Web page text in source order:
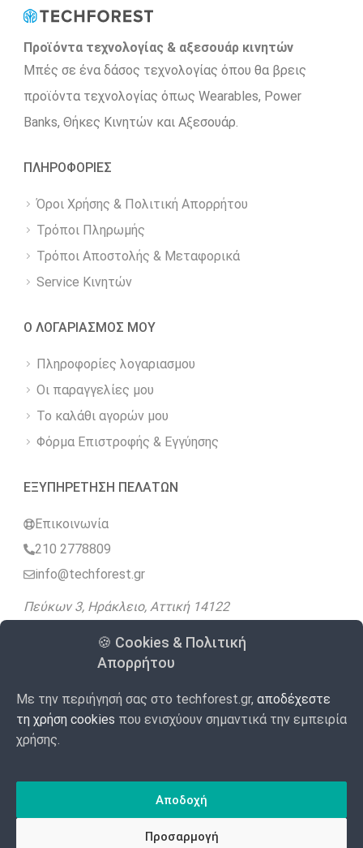
🍪 Cookies & Πολιτική
Απορρήτου
Με την περιήγησή σας στο techforest.gr, αποδέχεστε
τη χρήση cookies που ενισχύουν σημαντικά την εμπειρία
χρήσης.
Αποδοχή
Προσαρμογή
Προϊόντα τεχνολογίας & αξεσουάρ κινητών
Μπές σε ένα δάσος τεχνολογίας όπου θα βρεις
προϊόντα τεχνολογίας όπως Wearables, Power
Βanks, Θήκες Κινητών και Αξεσουάρ.
ΠΛΗΡΟΦΟΡΙΕΣ
Όροι Χρήσης & Πολιτική Απορρήτου
Τρόποι Πληρωμής
Τρόποι Αποστολής & Μεταφορικά
Service Κινητών
Ο ΛΟΓΑΡΙΑΣΜΟΣ ΜΟΥ
Πληροφορίες λογαριασμου
Οι παραγγελίες μου
Το καλάθι αγορών μου
Φόρμα Επιστροφής & Εγγύησης
ΕΞΥΠΗΡΕΤΗΣΗ ΠΕΛΑΤΩΝ
Επικοινωνία
210 2778809
info@techforest.gr
Πεύκων 3, Ηράκλειο, Αττική 14122
Ακολουθήστε μας
Google 4.9 98 Αξιολογήσεις
by WebForest
© 2020 – 2026 TECHFOREST